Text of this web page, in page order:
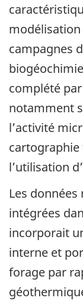
modélisation
campagnes
complété
notamment
l’activité
l’utilisation
Les
intégrées
incorporait
interne et
forage par